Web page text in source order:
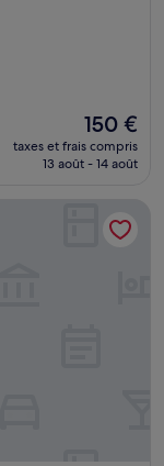
Le
nouveau
prix
de
150 €
150 €
taxes et frais compris
13 août - 14 août